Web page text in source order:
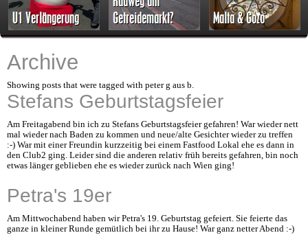
Archive
Showing posts that were tagged with peter g aus b.
Stefans Geburtstagsfeier
Am Freitagabend bin ich zu Stefans Geburtstagsfeier gefahren! War wieder nett
mal wieder nach Baden zu kommen und neue/alte Gesichter wieder zu treffen
:-) War mit einer Freundin kurzzeitig bei einem Fastfood Lokal ehe es dann in
den Club2 ging. Leider sind die anderen relativ früh bereits gefahren, bin noch
etwas länger geblieben ehe es wieder zurück nach Wien ging!
Petra's 19er
Am Mittwochabend haben wir Petra's 19. Geburtstag gefeiert. Sie feierte das
ganze in kleiner Runde gemütlich bei ihr zu Hause! War ganz netter Abend :-)